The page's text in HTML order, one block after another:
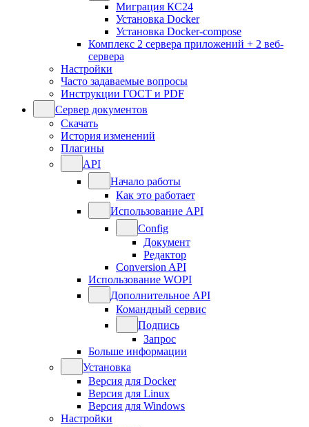
Миграция КС24
Установка Docker
Установка Docker-compose
Комплекс 2 сервера приложений + 2 веб-
сервера
Настройки
Часто задаваемые вопросы
Инструкции ГОСТ и PDF
Сервер документов
Скачать
История изменений
Плагины
API
Начало работы
Как это работает
Использование API
Config
Документ
Редактор
Conversion API
Использование WOPI
Дополнительное API
Командный сервис
Подпись
Запрос
Больше информации
Установка
Версия для Docker
Версия для Linux
Версия для Windows
Настройки